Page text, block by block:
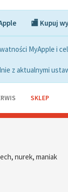
🏬 Kupuj
MyApple i
z aktualnymi
SKLEP
nurek, maniak